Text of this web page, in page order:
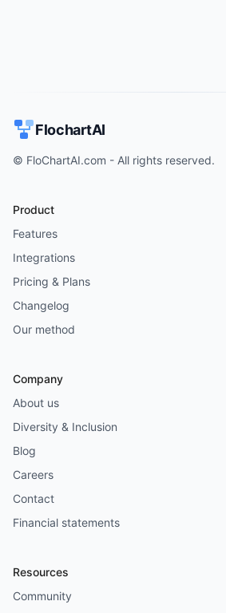
FlochartAI
© FloChartAI.com - All rights reserved.
Product
Features
Integrations
Pricing & Plans
Changelog
Our method
Company
About us
Diversity & Inclusion
Blog
Careers
Contact
Financial statements
Resources
Community